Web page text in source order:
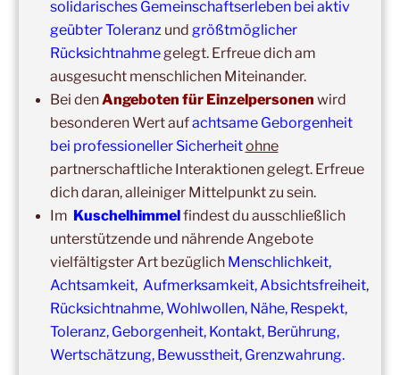
Gruppenveranstaltungen ohneEinschränkungen
in unseren Veranstaltungsräumen möglich!
Was schon immer galt und weiter gilt:Fühlst du dich krank
und/oder hast Erkältungssymptome, dann verzichte bitte
vorübergehend auf die Teilnahme.
Der nächste Termin ist nicht weit entfernt.
solidarisches Gemeinschaftserleben bei aktiv
geübter Toleranz und größtmöglicher
Rücksichtnahmegelegt. Erfreue dich am
ausgesucht menschlichen Miteinander.
Bei denAngeboten für Einzelpersonen wird
besonderen Wert aufachtsame Geborgenheit
bei professioneller Sicherheitohne
partnerschaftliche Interaktionen gelegt. Erfreue
dich daran, alleiniger Mittelpunkt zu sein.
Im Kuschelhimmelfindest du ausschließlich
unterstützende und nährende Angebote
vielfältigster Art bezüglich Menschlichkeit,
Achtsamkeit, Aufmerksamkeit, Absichtsfreiheit,
Rücksichtnahme, Wohlwollen, Nähe, Respekt,
Toleranz, Geborgenheit, Kontakt, Berührung,
Wertschätzung, Bewusstheit, Grenzwahrung.